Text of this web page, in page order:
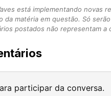
está implementando novas
da matéria em questão. Só
postados não representam
participar da conversa.